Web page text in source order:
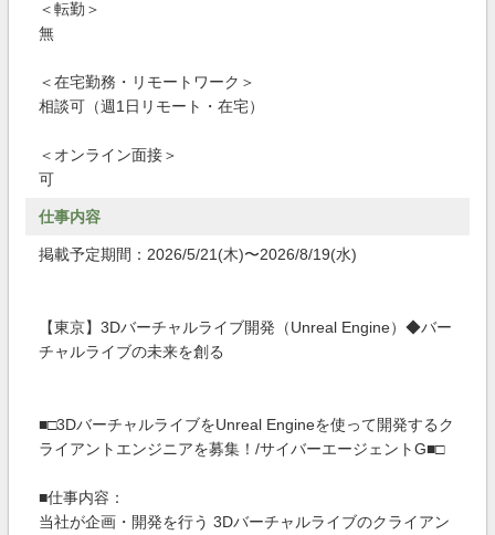
＜転勤＞
無
＜在宅勤務・リモートワーク＞
相談可（週1日リモート・在宅）
＜オンライン面接＞
可
仕事内容
掲載予定期間：2026/5/21(木)〜2026/8/19(水)
【東京】3Dバーチャルライブ開発（Unreal Engine）◆バー
チャルライブの未来を創る
■□3DバーチャルライブをUnreal Engineを使って開発するク
ライアントエンジニアを募集！/サイバーエージェントG■□
■仕事内容：
当社が企画・開発を行う 3Dバーチャルライブのクライアン